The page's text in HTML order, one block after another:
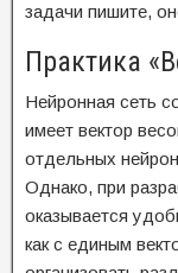
задачи пишите,
Практика
Нейронная сеть
имеет вектор
отдельных
Однако, при
оказывается
как с единым